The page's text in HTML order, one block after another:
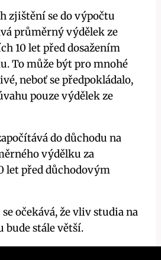
zjištění se do výpočtu
průměrný výdělek ze
10 let před dosažením
To může být pro mnohé
neboť se předpokládalo,
pouze výdělek ze
do důchodu na
výdělku za
let před důchodovým
očekává, že vliv studia na
bude stále větší.